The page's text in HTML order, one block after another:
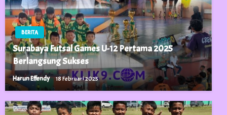
BERITA
Surabaya Futsal Games U-12 Pertama 2025
Berlangsung Sukses
Harun Effendy 18 Februari 2025